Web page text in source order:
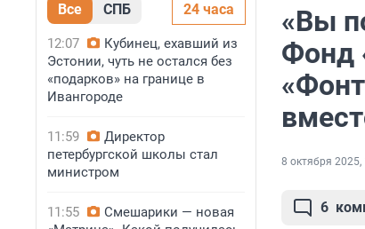
Все СПБ 24 часа
12:07
Кубинец, ехавший из
Эстонии, чуть не остался без
«подарков» на границе в
Ивангороде
11:59
Директор
петербургской школы стал
министром
11:55
Смешарики — новая
«Вы
Фонд
8 октября 2025,
6